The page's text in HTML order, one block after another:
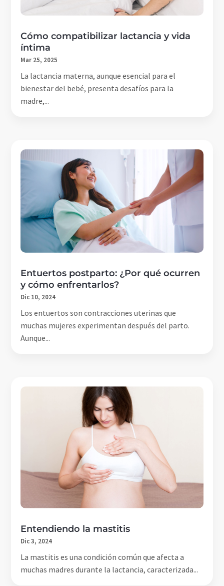
Cómo compatibilizar lactancia y vida
íntima
Mar 25, 2025
La lactancia materna, aunque esencial para el
bienestar del bebé, presenta desafíos para la
madre,...
Entuertos postparto: ¿Por qué ocurren
y cómo enfrentarlos?
Dic 10, 2024
Los entuertos son contracciones uterinas que
muchas mujeres experimentan después del parto.
Aunque...
Entendiendo la mastitis
Dic 3, 2024
La mastitis es una condición común que afecta a
muchas madres durante la lactancia, caracterizada...